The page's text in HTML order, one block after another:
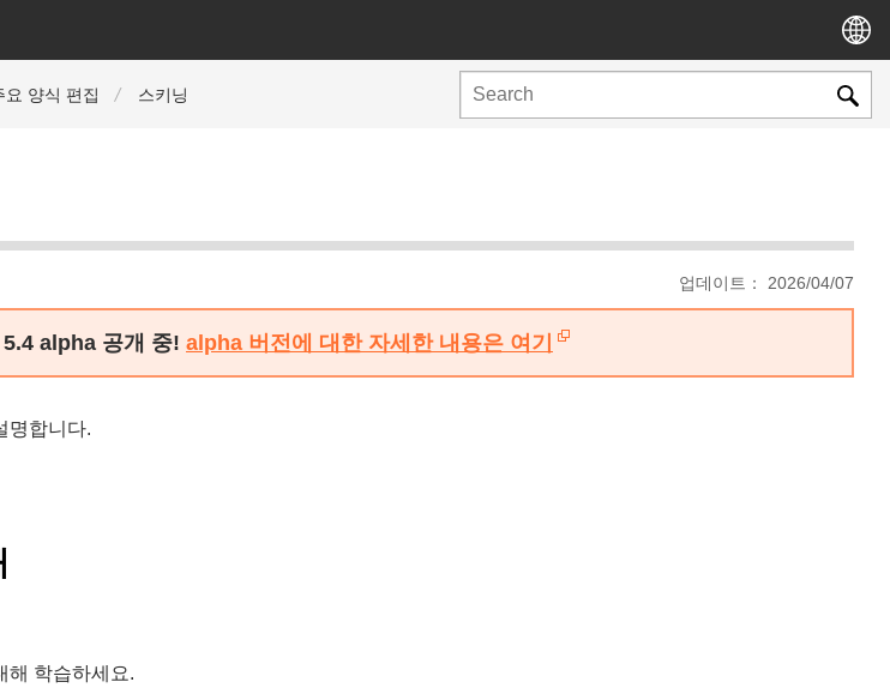
요 양식 편집 스키닝
업데이트： 2026/04/07
5.4 alpha 공개 중! alpha 버전에 대한 자세한 내용은 여기
명합니다.
해 학습하세요.